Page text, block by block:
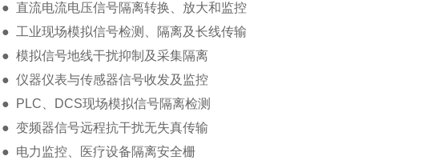
● 直流电流电压信号隔离转换、放大和监控
● 工业现场模拟信号检测、隔离及长线传输
● 模拟信号地线干扰抑制及采集隔离
● 仪器仪表与传感器信号收发及监控
● PLC、DCS现场模拟信号隔离检测
● 变频器信号远程抗干扰无失真传输
● 电力监控、医疗设备隔离安全栅